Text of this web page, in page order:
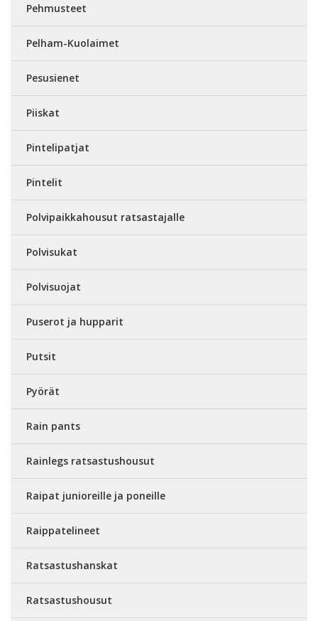
Pehmusteet
Pelham-Kuolaimet
Pesusienet
Piiskat
Pintelipatjat
Pintelit
Polvipaikkahousut ratsastajalle
Polvisukat
Polvisuojat
Puserot ja hupparit
Putsit
Pyörät
Rain pants
Rainlegs ratsastushousut
Raipat junioreille ja poneille
Raippatelineet
Ratsastushanskat
Ratsastushousut